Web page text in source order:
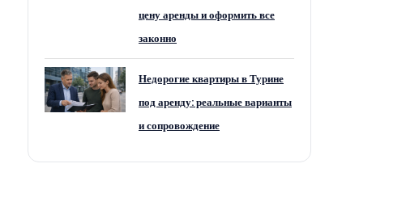
цену аренды и оформить все
законно
Недорогие квартиры в Турине
под аренду: реальные варианты
и сопровождение